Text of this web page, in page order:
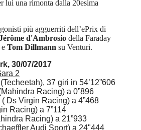
lui una rimonta dalla 20esima
più agguerriti dell’ePrix di
d'Ambrosio della Faraday
Tom Dillmann su Venturi.
30/07/2017
2
37 giri in 54’12”606
Racing) a 0”896
Ds Virgin Racing) a 4”468
Racing) a 7”114
Racing) a 21”933
Audi Sport) a 24"444